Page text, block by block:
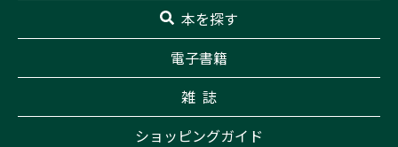
本を探す
電子書籍
雑 誌
ショッピングガイド